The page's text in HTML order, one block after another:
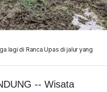
lagi di Ranca Upas di jalur yang
-- Wisata